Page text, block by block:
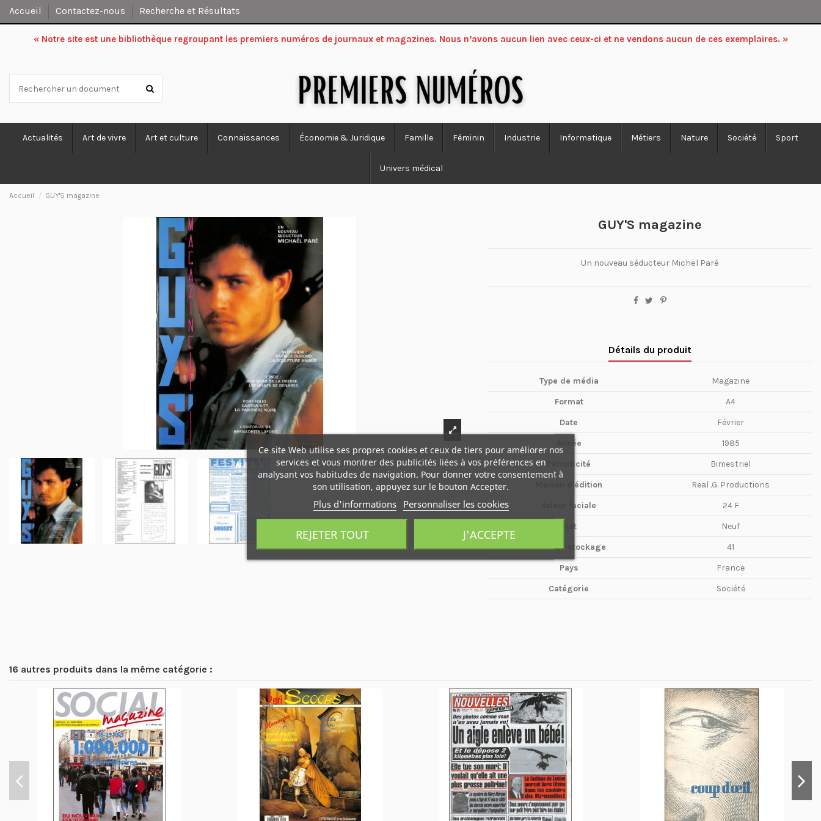
Accueil Contactez-nous Recherche et Résultats
« Notre site est une bibliothèque regroupant les premiers numéros de journaux et magazines. Nous n’avons aucun lien avec ceux-ci et ne vendons aucun de ces exemplaires. »
Actualités Art de vivre Art et culture Connaissances Économie & Juridique Famille Féminin Industrie Informatique Métiers Nature Société Sport
Univers médical
Accueil GUY'S magazine
GUY'S magazine
Un nouveau séducteur Michël Paré
Détails du produit
Type de média
Magazine
Format
A4
Date
Février
Année
1985
Périodicité
Bimestriel
Maison d'édition
Real .G. Productions
Valeur faciale
24 F
Etat
Neuf
Boîte de stockage
41
Pays
France
Catégorie
Société
16 autres produits dans la même catégorie :
Ce site Web utilise ses propres cookies et ceux de tiers pour améliorer nos
services et vous montrer des publicités liées à vos préférences en
analysant vos habitudes de navigation. Pour donner votre consentement à
son utilisation, appuyez sur le bouton Accepter.
Plus d'informations Personnaliser les cookies
REJETER TOUT J'ACCEPTE